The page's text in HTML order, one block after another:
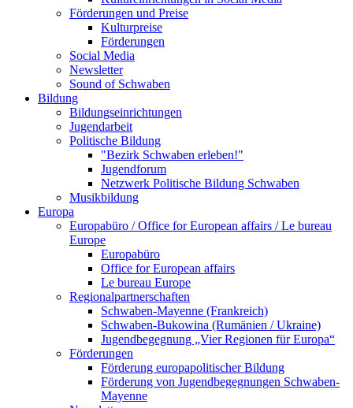
Förderungen und Preise
Kulturpreise
Förderungen
Social Media
Newsletter
Sound of Schwaben
Bildung
Bildungseinrichtungen
Jugendarbeit
Politische Bildung
"Bezirk Schwaben erleben!"
Jugendforum
Netzwerk Politische Bildung Schwaben
Musikbildung
Europa
Europabüro / Office for European affairs / Le bureau
Europe
Europabüro
Office for European affairs
Le bureau Europe
Regionalpartnerschaften
Schwaben-Mayenne (Frankreich)
Schwaben-Bukowina (Rumänien / Ukraine)
Jugendbegegnung „Vier Regionen für Europa“
Förderungen
Förderung europapolitischer Bildung
Förderung von Jugendbegegnungen Schwaben-
Mayenne